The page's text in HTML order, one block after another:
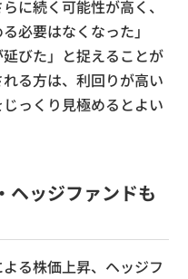
に続く可能性が高く、
必要はなくなった」
延びた」と捉えることが
る方は、利回りが高い
っくり見極めるとよい
ヘッジファンドも
る株価上昇、ヘッジフ